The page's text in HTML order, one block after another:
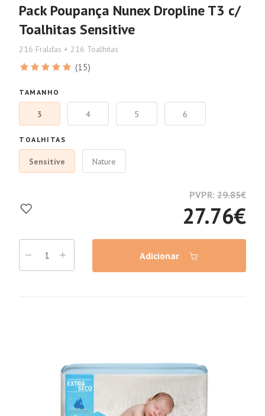
Pack Poupança Nunex Dropline T3 c/
Toalhitas Sensitive
216 Fraldas + 216 Toalhitas
(15)
TAMANHO
3 4 5 6
TOALHITAS
Sensitive Nature
PVPR: 29.85€
27.76€
Adicionar